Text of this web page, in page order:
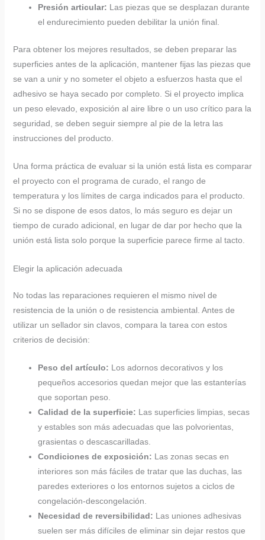
Presión articular: Las piezas que se desplazan durante
el endurecimiento pueden debilitar la unión final.
Para obtener los mejores resultados, se deben preparar las
superficies antes de la aplicación, mantener fijas las piezas que
se van a unir y no someter el objeto a esfuerzos hasta que el
adhesivo se haya secado por completo. Si el proyecto implica
un peso elevado, exposición al aire libre o un uso crítico para la
seguridad, se deben seguir siempre al pie de la letra las
instrucciones del producto.
Una forma práctica de evaluar si la unión está lista es comparar
el proyecto con el programa de curado, el rango de
temperatura y los límites de carga indicados para el producto.
Si no se dispone de esos datos, lo más seguro es dejar un
tiempo de curado adicional, en lugar de dar por hecho que la
unión está lista solo porque la superficie parece firme al tacto.
Elegir la aplicación adecuada
No todas las reparaciones requieren el mismo nivel de
resistencia de la unión o de resistencia ambiental. Antes de
utilizar un sellador sin clavos, compara la tarea con estos
criterios de decisión:
Peso del artículo: Los adornos decorativos y los
pequeños accesorios quedan mejor que las estanterías
que soportan peso.
Calidad de la superficie: Las superficies limpias, secas
y estables son más adecuadas que las polvorientas,
grasientas o descascarilladas.
Condiciones de exposición: Las zonas secas en
interiores son más fáciles de tratar que las duchas, las
paredes exteriores o los entornos sujetos a ciclos de
congelación-descongelación.
Necesidad de reversibilidad: Las uniones adhesivas
suelen ser más difíciles de eliminar sin dejar restos que